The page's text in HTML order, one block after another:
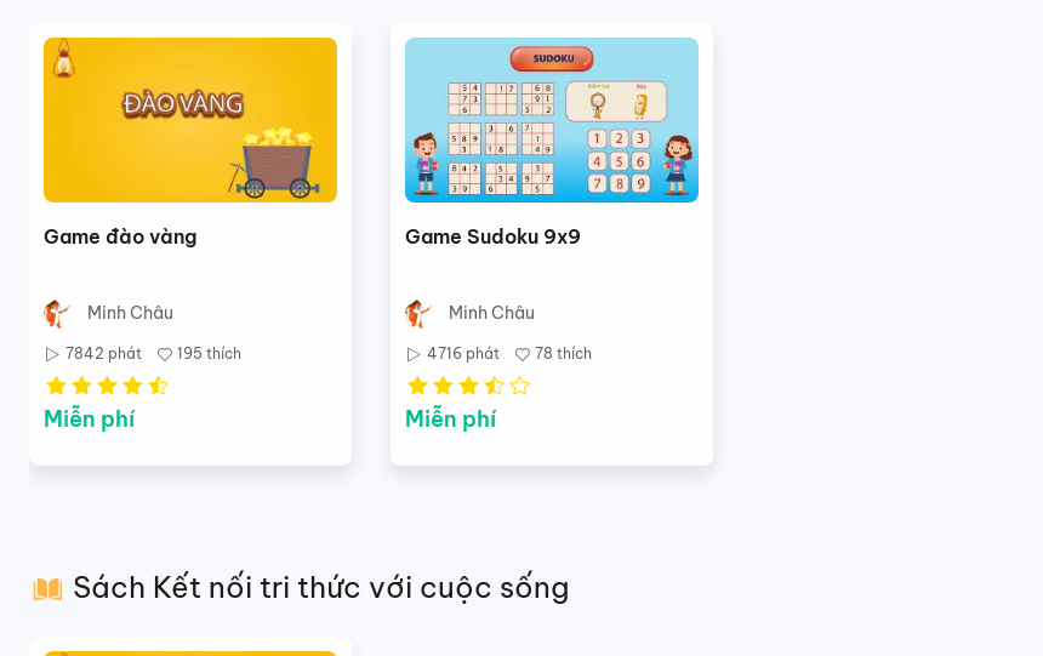
Game đào vàng
Minh Châu
7842 phát 195 thích
Miễn phí
Game Sudoku 9x9
Minh Châu
4716 phát 78 thích
Miễn phí
Sách Kết nối tri thức với cuộc sống